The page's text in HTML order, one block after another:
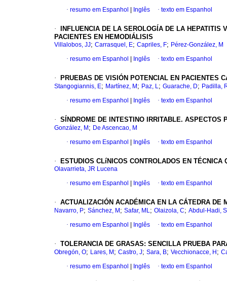
· resumo em Espanhol Inglês · texto em Espanhol
·
INFLUENCIA DE LA SEROLOGÍA DE LA
PACIENTES EN HEMODIÁLISIS
Villalobos, JJ; Carrasquel, E; Capriles, F; Pérez-González, M
· resumo em Espanhol Inglês · texto em Espanhol
· PRUEBAS DE VISIÓN POTENCIAL EN PACIENTES
Stangogiannis, E; Martínez, M ; Paz, L; Guarache, D; Padilla,
· resumo em Espanhol Inglês · texto em Espanhol
· SÍNDROME DE INTESTINO IRRITABLE. ASPECTOS
González, M ; De Ascencao, M
· resumo em Espanhol Inglês · texto em Espanhol
· ESTUDIOS CLíNICOS CONTROLADOS EN TÉCNICA
Olavarrieta, JR Lucena
· resumo em Espanhol Inglês · texto em Espanhol
· ACTUALIZACIÓN ACADÉMICA EN LA CÁTEDRA DE
Navarro, P; Sánchez, M ; Safar, ML; Olaizola, C; Abdul-Hadi, S
· resumo em Espanhol Inglês · texto em Espanhol
· TOLERANCIA DE GRASAS: SENCILLA PRUEBA
Obregón, O; Lares, M ; Castro, J; Sara, B; Vecchionacce, H ;
· resumo em Espanhol Inglês · texto em Espanhol